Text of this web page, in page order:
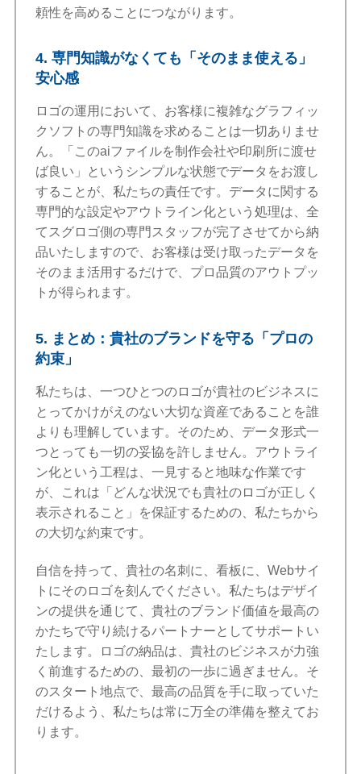
頼性を高めることにつながります。
4. 専門知識がなくても「そのまま使える」
安心感
ロゴの運用において、お客様に複雑なグラフィッ
クソフトの専門知識を求めることは一切ありませ
ん。「このaiファイルを制作会社や印刷所に渡せ
ば良い」というシンプルな状態でデータをお渡し
することが、私たちの責任です。データに関する
専門的な設定やアウトライン化という処理は、全
てスグロゴ側の専門スタッフが完了させてから納
品いたしますので、お客様は受け取ったデータを
そのまま活用するだけで、プロ品質のアウトプッ
トが得られます。
5. まとめ：貴社のブランドを守る「プロの
約束」
私たちは、一つひとつのロゴが貴社のビジネスに
とってかけがえのない大切な資産であることを誰
よりも理解しています。そのため、データ形式一
つとっても一切の妥協を許しません。アウトライ
ン化という工程は、一見すると地味な作業です
が、これは「どんな状況でも貴社のロゴが正しく
表示されること」を保証するための、私たちから
の大切な約束です。
自信を持って、貴社の名刺に、看板に、Webサイ
トにそのロゴを刻んでください。私たちはデザイ
ンの提供を通じて、貴社のブランド価値を最高の
かたちで守り続けるパートナーとしてサポートい
たします。ロゴの納品は、貴社のビジネスが力強
く前進するための、最初の一歩に過ぎません。そ
のスタート地点で、最高の品質を手に取っていた
だけるよう、私たちは常に万全の準備を整えてお
ります。